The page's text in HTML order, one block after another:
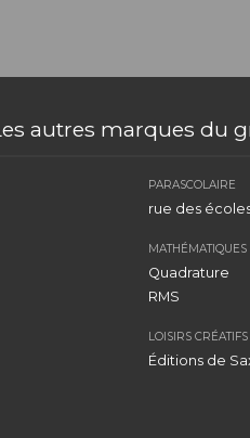
autres marques du
PARASCOLAIRE
rue des
MATHÉMATIQUES
Quadrature
RMS
LOISIRS CRÉATIFS
Éditions de